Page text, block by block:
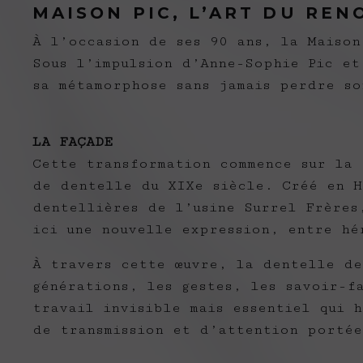
MAISON PIC, L’ART DU
À l’occasion de ses 90 ans, la
Sous l’impulsion d’Anne-Sophie Pic
sa métamorphose sans jamais perdre
LA FAÇADE
Cette transformation commence sur
de dentelle du XIXe siècle. Créé en
dentellières de l’usine Surrel
ici une nouvelle expression, entre
À travers cette œuvre, la dentelle
générations, les gestes, les
travail invisible mais essentiel qui
de transmission et d’attention